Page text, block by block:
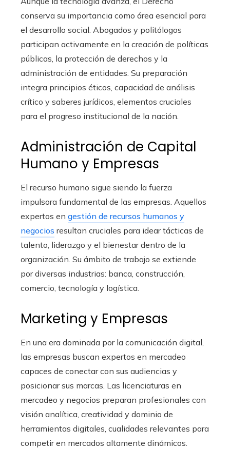
conserva su importancia como área esencial para
el desarrollo social. Abogados y politólogos
participan activamente en la creación de políticas
públicas, la protección de derechos y la
administración de entidades. Su preparación
integra principios éticos, capacidad de análisis
crítico y saberes jurídicos, elementos cruciales
para el progreso institucional de la nación.
Administración de Capital
Humano y Empresas
El recurso humano sigue siendo la fuerza
impulsora fundamental de las empresas. Aquellos
expertos en gestión de recursos humanos y
negocios resultan cruciales para idear tácticas de
talento, liderazgo y el bienestar dentro de la
organización. Su ámbito de trabajo se extiende
por diversas industrias: banca, construcción,
comercio, tecnología y logística.
Marketing y Empresas
En una era dominada por la comunicación digital,
las empresas buscan expertos en mercadeo
capaces de conectar con sus audiencias y
posicionar sus marcas. Las licenciaturas en
mercadeo y negocios preparan profesionales con
visión analítica, creatividad y dominio de
herramientas digitales, cualidades relevantes para
competir en mercados altamente dinámicos.